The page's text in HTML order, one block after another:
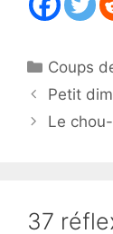
Coups
Petit
Le
37